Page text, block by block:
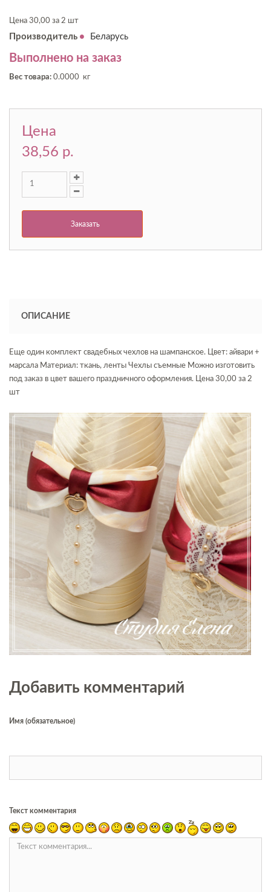
Цена 30,00 за 2 шт
Производитель Беларусь
Выполнено на заказ
Вес товара: 0.0000 кг
Цена
38,56 p.
Заказать
ОПИСАНИЕ
Еще один комплект свадебных чехлов на шампанское. Цвет: айвари +
марсала Материал: ткань, ленты Чехлы съемные Можно изготовить
под заказ в цвет вашего праздничного оформления. Цена 30,00 за 2
шт
Добавить комментарий
Имя (обязательное)
Текст комментария